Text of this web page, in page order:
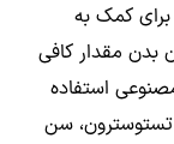
کمک به
بدن مقدار کافی
استفاده
تستوسترون، سن